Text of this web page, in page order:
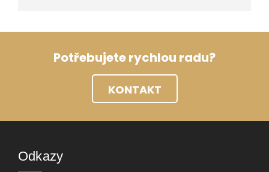
Potřebujete rychlou radu?
KONTAKT
Odkazy